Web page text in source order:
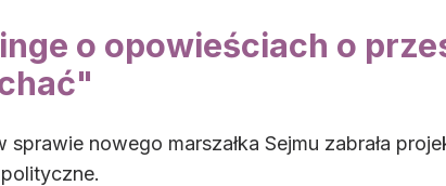
o opowieściach o
sprawie nowego marszałka Sejmu zabrała